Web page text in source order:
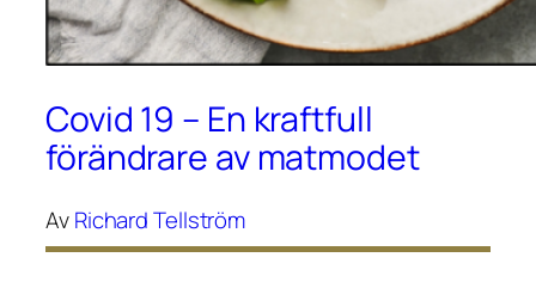
Covid 19 – En kraftfull
förändrare av matmodet
AvRichard Tellström